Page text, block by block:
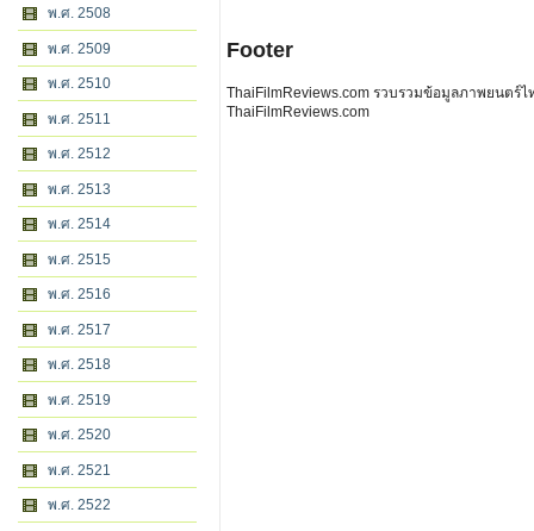
พ.ศ. 2508
พ.ศ. 2509
พ.ศ. 2510
พ.ศ. 2511
พ.ศ. 2512
พ.ศ. 2513
พ.ศ. 2514
พ.ศ. 2515
พ.ศ. 2516
พ.ศ. 2517
พ.ศ. 2518
พ.ศ. 2519
พ.ศ. 2520
พ.ศ. 2521
พ.ศ. 2522
Footer
ThaiFilmReviews.com รวบรวมข้อมูลภาพยนตร์
ThaiFilmReviews.com